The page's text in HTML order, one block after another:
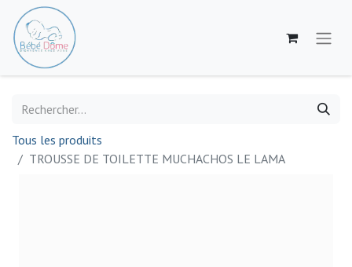
Tous les produits
TROUSSE DE TOILETTE MUCHACHOS LE LAMA